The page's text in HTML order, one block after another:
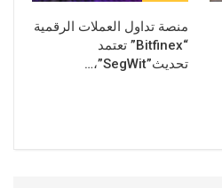
منصة تداول العملات الرقمية
“Bitfinex” تعتمد
تحديث”SegWit”،…